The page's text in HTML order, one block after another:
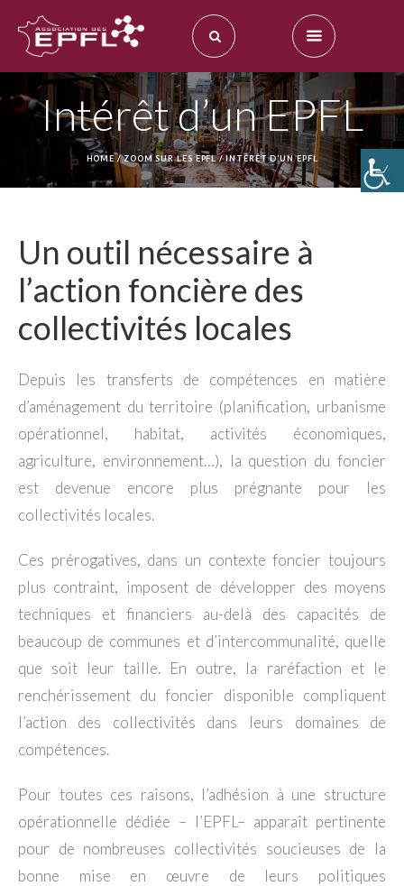
Intérêt d’un EPFL
HOME /ZOOM SUR LES EPFL /INTÉRÊT D’UN EPFL
Un outil nécessaire à
l’action foncière des
collectivités locales
Depuis les transferts de compétences en matière
d’aménagement du territoire (planification, urbanisme
opérationnel, habitat, activités économiques,
agriculture, environnement…), la question du foncier
est devenue encore plus prégnante pour les
collectivités locales.
Ces prérogatives, dans un contexte foncier toujours
plus contraint, imposent de développer des moyens
techniques et financiers au-delà des capacités de
beaucoup de communes et d’intercommunalité, quelle
que soit leur taille. En outre, la raréfaction et le
renchérissement du foncier disponible compliquent
l’action des collectivités dans leurs domaines de
compétences.
Pour toutes ces raisons, l’adhésion à une structure
opérationnelle dédiée – l’EPFL– apparaît pertinente
pour de nombreuses collectivités soucieuses de la
bonne mise en œuvre de leurs politiques